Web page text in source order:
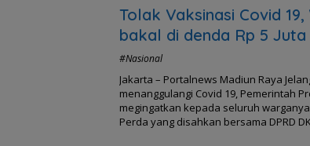
Tolak Vaksinasi Covid 19,
bakal di denda Rp 5 Juta
#Nasional
Jakarta – Portalnews Madiun Raya
menanggulangi Covid 19, Pemerintah
megingatkan kepada seluruh
Perda yang disahkan bersama DPRD